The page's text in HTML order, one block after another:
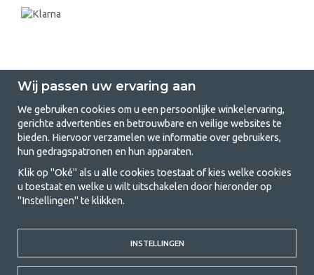
GetCamping.nl - Jouw winkel voor
kamperen en buitenleven
Kamperen kan een levensstijl zijn of een manier om het gezin samen te
brengen voor een gezamenlijk avontuur. Welke categorie je ook kiest,
bij ons vind je alles wat je nodig hebt aan kampeeraccessoires. Wij
bieden wij zeer scherpe prijzen voor familietenten, caravanluifels en alle
andere uitrusting voor kamperen en buitenleven. Ons doel is om in elke
prijsklasse de beste kampeeruitrusting te leveren wat betreft kwaliteit
en functionaliteit. Neem gerust contact met ons op als je iets mist of
Wij passen uw ervaring aan
We gebruiken cookies om u een persoonlijke winkelervaring,
gerichte advertenties en betrouwbare en veilige websites te
bieden. Hiervoor verzamelen we informatie over gebruikers,
hun gedragspatronen en hun apparaten.
Klik op "Oké" als u alle cookies toestaat of kies welke cookies
u toestaat en welke u wilt uitschakelen door hieronder op
"Instellingen" te klikken.
INSTELLINGEN